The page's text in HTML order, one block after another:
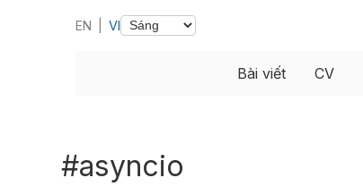
EN VI
Bài viết CV
#asyncio